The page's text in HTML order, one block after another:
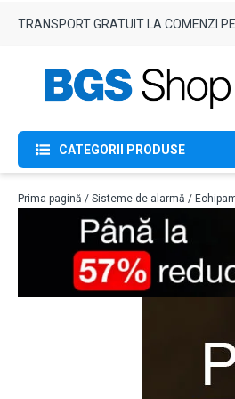
TRANSPORT GRATUIT LA COMENZI
CATEGORII PRODUSE
Prima pagină / Sisteme de alarmă /